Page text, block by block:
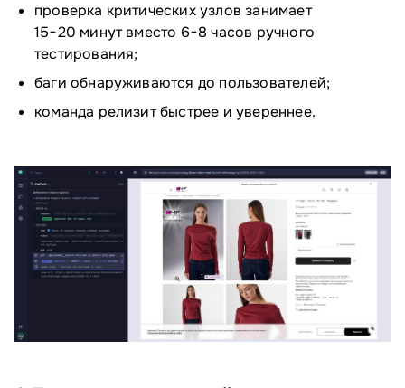
проверка критических узлов занимает
15−20 минут вместо 6−8 часов ручного
тестирования;
баги обнаруживаются до пользователей;
команда релизит быстрее и увереннее.